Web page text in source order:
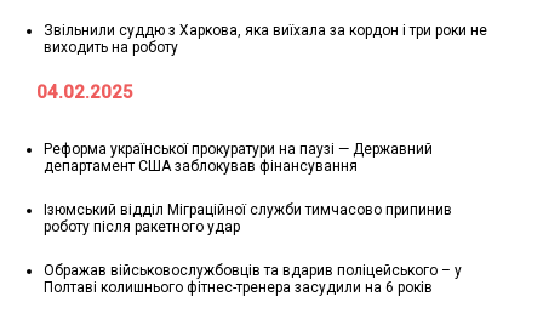
Звільнили суддю з Харкова, яка виїхала за кордон і три роки не
виходить на роботу
04.02.2025
Реформа української прокуратури на паузі — Державний
департамент США заблокував фінансування
Ізюмський відділ Міграційної служби тимчасово припинив
роботу після ракетного удар
Ображав військовослужбовців та вдарив поліцейського – у
Полтаві колишнього фітнес-тренера засудили на 6 років